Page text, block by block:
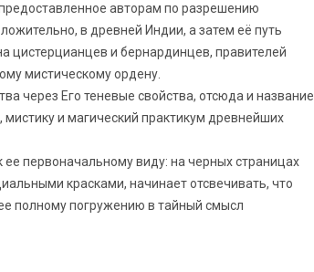
авторам по разрешению
в древней Индии, а затем её путь
цистерцианцев и бернардинцев, правителей
мистическому ордену.
через Его теневые свойства, отсюда и название
и магический практикум древнейших
первоначальному виду: на черных страницах
красками, начинает отсвечивать, что
полному погружению в тайный смысл